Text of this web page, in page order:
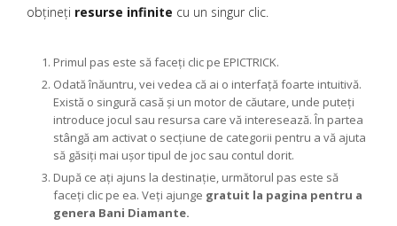
obțineți resurse infinite cu un singur clic.
Primul pas este să faceți clic pe EPICTRICK.
Odată înăuntru, vei vedea că ai o interfață foarte intuitivă.
Există o singură casă și un motor de căutare, unde puteți
introduce jocul sau resursa care vă interesează. În partea
stângă am activat o secțiune de categorii pentru a vă ajuta
să găsiți mai ușor tipul de joc sau contul dorit.
După ce ați ajuns la destinație, următorul pas este să
faceți clic pe ea. Veți ajunge gratuit la pagina pentru a
genera Bani Diamante.